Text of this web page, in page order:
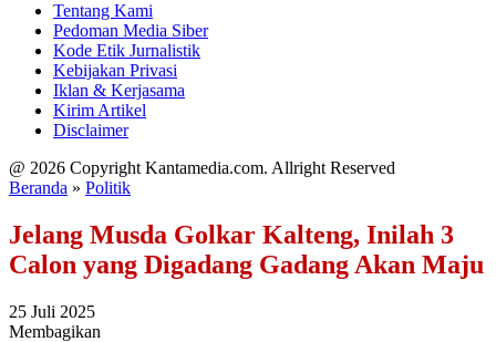
Tentang Kami
Pedoman Media Siber
Kode Etik Jurnalistik
Kebijakan Privasi
Iklan & Kerjasama
Kirim Artikel
Disclaimer
@ 2026 Copyright Kantamedia.com. Allright Reserved
Beranda » Politik
Jelang Musda Golkar Kalteng, Inilah 3
Calon yang Digadang Gadang Akan Maju
25 Juli 2025
Membagikan